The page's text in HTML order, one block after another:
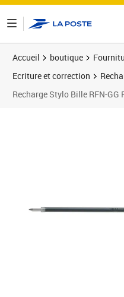
Accueil boutique
Ecriture et correction
Recharge Stylo Bille RFN-GG